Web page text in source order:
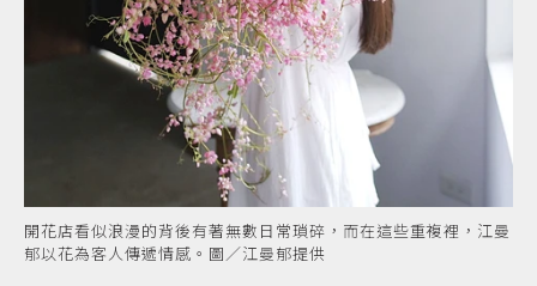
開花店看似浪漫的背後有著無數日常瑣碎，而在這些重複裡，江曼
郁以花為客人傳遞情感。圖／江曼郁提供